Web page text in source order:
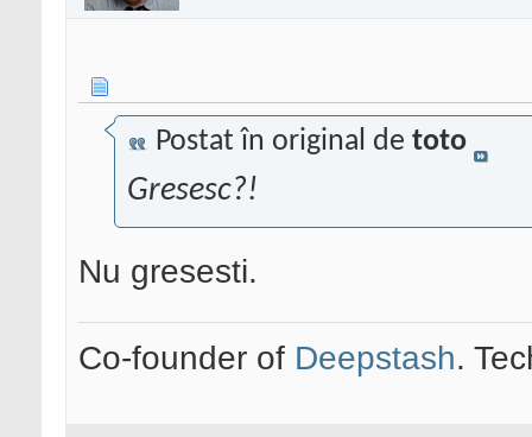
Postat în original de toto
Gresesc?!
Nu gresesti.
Co-founder of Deepstash.